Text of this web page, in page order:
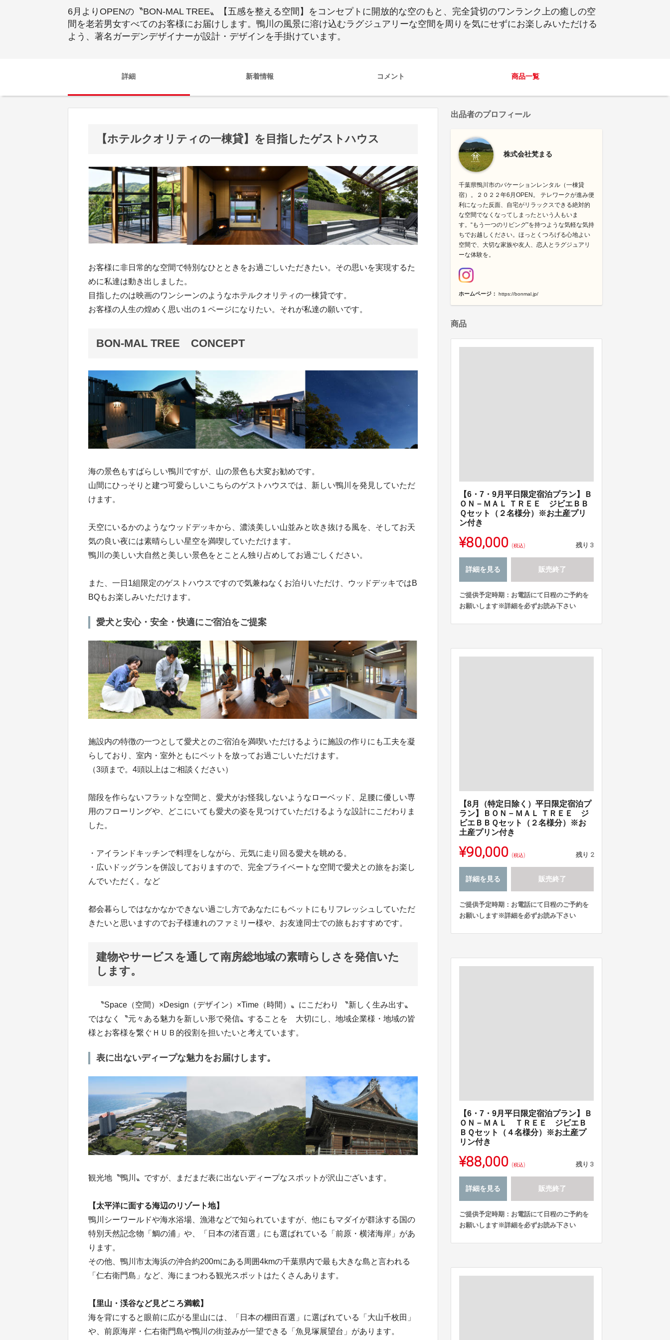
6月よりOPENの〝BON-MAL TREE〟【五感を整える空間】をコンセプトに開放的な空のもと、完全貸切のワンランク上の癒しの空
間を老若男女すべてのお客様にお届けします。鴨川の風景に溶け込むラグジュアリーな空間を周りを気にせずにお楽しみいただける
よう、著名ガーデンデザイナーが設計・デザインを手掛けています。
詳細 新着情報 コメント 商品一覧
【ホテルクオリティの一棟貸】を目指したゲストハウス
お客様に非日常的な空間で特別なひとときをお過ごしいただきたい。その思いを実現するた
めに私達は動き出しました。
目指したのは映画のワンシーンのようなホテルクオリティの一棟貸です。
お客様の人生の煌めく思い出の１ページになりたい。それが私達の願いです。
BON-MAL TREE CONCEPT
海の景色もすばらしい鴨川ですが、山の景色も大変お勧めです。
山間にひっそりと建つ可愛らしいこちらのゲストハウスでは、新しい鴨川を発見していただ
けます。
天空にいるかのようなウッドデッキから、濃淡美しい山並みと吹き抜ける風を、そしてお天
気の良い夜には素晴らしい星空を満喫していただけます。
鴨川の美しい大自然と美しい景色をとことん独り占めしてお過ごしください。
また、一日1組限定のゲストハウスですので気兼ねなくお泊りいただけ、ウッドデッキではB
BQもお楽しみいただけます。
愛犬と安心・安全・快適にご宿泊をご提案
施設内の特徴の一つとして愛犬とのご宿泊を満喫いただけるように施設の作りにも工夫を凝
らしており、室内・室外ともにペットを放ってお過ごしいただけます。
（3頭まで。4頭以上はご相談ください）
階段を作らないフラットな空間と、愛犬がお怪我しないようなローベッド、足腰に優しい専
用のフローリングや、どこにいても愛犬の姿を見つけていただけるような設計にこだわりま
した。
・アイランドキッチンで料理をしながら、元気に走り回る愛犬を眺める。
・広いドッグランを併設しておりますので、完全プライベートな空間で愛犬との旅をお楽し
んでいただく。など
都会暮らしではなかなかできない過ごし方であなたにもペットにもリフレッシュしていただ
きたいと思いますのでお子様連れのファミリー様や、お友達同士での旅もおすすめです。
建物やサービスを通して南房総地域の素晴らしさを発信いた
します。
〝Space（空間）×Design（デザイン）×Time（時間）〟にこだわり 〝新しく生み出す〟
ではなく〝元々ある魅力を新しい形で発信〟することを 大切にし、地域企業様・地域の皆
様とお客様を繋ぐＨＵＢ的役割を担いたいと考えています。
表に出ないディープな魅力をお届けします。
観光地〝鴨川〟ですが、まだまだ表に出ないディープなスポットが沢山ございます。
【太平洋に面する海辺のリゾート地】
鴨川シーワールドや海水浴場、漁港などで知られていますが、他にもマダイが群泳する国の
特別天然記念物「鯛の浦」や、「日本の渚百選」にも選ばれている「前原・横渚海岸」があ
ります。
その他、鴨川市太海浜の沖合約200mにある周囲4kmの千葉県内で最も大きな島と言われる
「仁右衛門島」など、海にまつわる観光スポットはたくさんあります。
【里山・渓谷など見どころ満載】
海を背にすると眼前に広がる里山には、「日本の棚田百選」に選ばれている「大山千枚田」
や、前原海岸・仁右衛門島や鴨川の街並みが一望できる「魚見塚展望台」があります。
出品者のプロフィール
株式会社梵まる
千葉県鴨川市のバケーションレンタル（一棟貸
宿）。２０２２年6月OPEN。 テレワークが進み便
利になった反面、自宅がリラックスできる絶対的
な空間でなくなってしまったという人もいま
す。“もう一つのリビング”を持つような気軽な気持
ちでお越しください。ほっとくつろげる心地よい
空間で、大切な家族や友人、恋人とラグジュアリ
ーな体験を。
ホームページ： https://bonmal.jp/
商品
【6・7・9月平日限定宿泊プラン】Ｂ
ＯＮ－ＭＡＬ ＴＲＥＥ ジビエＢＢ
Ｑセット（２名様分）※お土産プリ
ン付き
¥80,000 (税込) 残り 3
詳細を見る 販売終了
ご提供予定時期：お電話にて日程のご予約を
お願いします※詳細を必ずお読み下さい
【8月（特定日除く）平日限定宿泊プ
ラン】ＢＯＮ－ＭＡＬ ＴＲＥＥ ジ
ビエＢＢＱセット（２名様分）※お
土産プリン付き
¥90,000 (税込) 残り 2
詳細を見る 販売終了
ご提供予定時期：お電話にて日程のご予約を
お願いします※詳細を必ずお読み下さい
【6・7・9月平日限定宿泊プラン】Ｂ
ＯＮ－ＭＡＬ ＴＲＥＥ ジビエＢ
ＢＱセット（４名様分）※お土産プ
リン付き
¥88,000 (税込) 残り 3
詳細を見る 販売終了
ご提供予定時期：お電話にて日程のご予約を
お願いします※詳細を必ずお読み下さい